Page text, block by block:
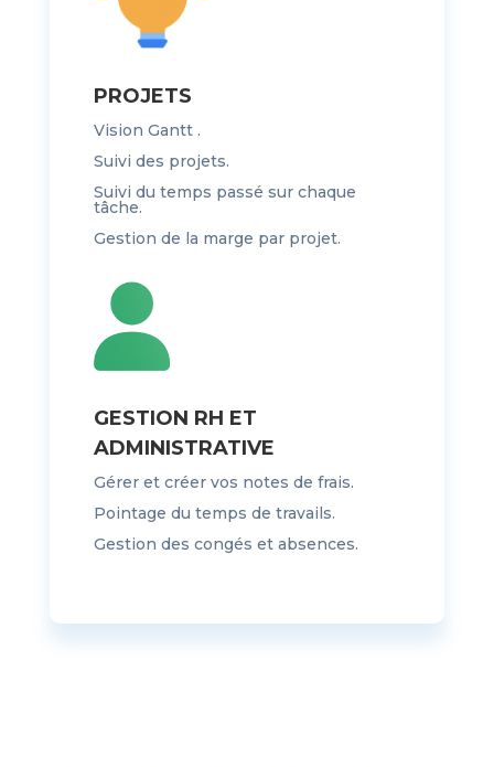
PROJETS
Vision Gantt .
Suivi des projets.
Suivi du temps passé sur chaque
tâche.
Gestion de la marge par projet.
GESTION RH ET
ADMINISTRATIVE
Gérer et créer vos notes de frais.
Pointage du temps de travails.
Gestion des congés et absences.